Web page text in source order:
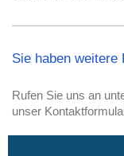
Sie haben weitere
Rufen Sie uns an
unser